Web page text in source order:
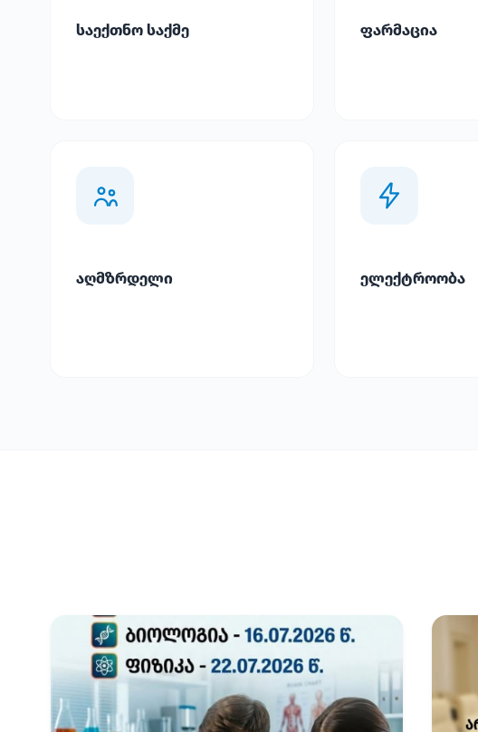
საექთნო საქმე ფარმაცია
აღმზრდელი ელექტროობა